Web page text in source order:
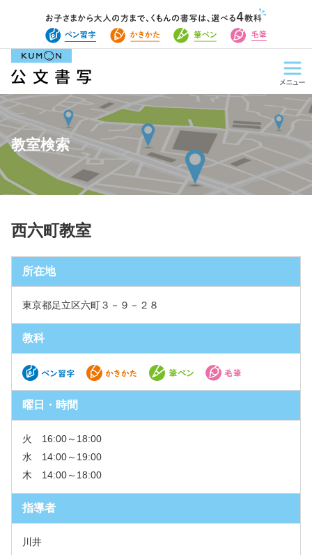
教室検索
西六町教室
所在地
東京都足立区六町３－９－２８
教科
曜日・時間
火 16:00～18:00
水 14:00～19:00
木 14:00～18:00
指導者
川井